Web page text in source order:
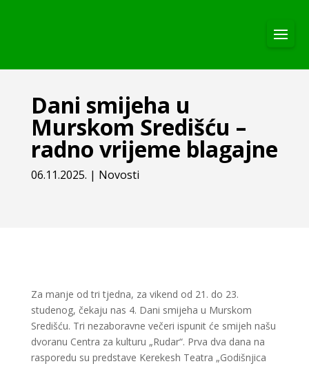
Dani smijeha u
Murskom Središću –
radno vrijeme blagajne
06.11.2025. | Novosti
Za manje od tri tjedna, za vikend od 21. do 23.
studenog, čekaju nas 4. Dani smijeha u Murskom
Središću. Tri nezaboravne večeri ispunit će smijeh našu
dvoranu Centra za kulturu „Rudar“. Prva dva dana na
rasporedu su predstave Kerekesh Teatra „Godišnjica